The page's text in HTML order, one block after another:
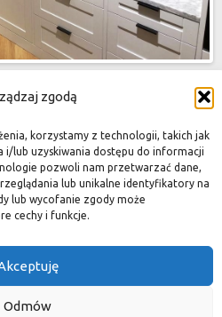
zgodą
korzystamy z technologii, takich jak
i/lub uzyskiwania dostępu do informacji
pozwoli nam przetwarzać dane,
lub unikalne identyfikatory na
lub wycofanie zgody może
cechy i funkcje.
Odmów